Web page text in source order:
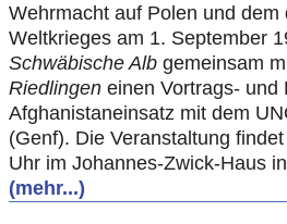
Wehrmacht auf Polen und
Weltkrieges am 1. September
Schwäbische Alb gemeinsam
Riedlingen einen Vortrags- und
Afghanistaneinsatz mit dem
(Genf). Die Veranstaltung
Uhr im Johannes-Zwick-Haus
(mehr...)